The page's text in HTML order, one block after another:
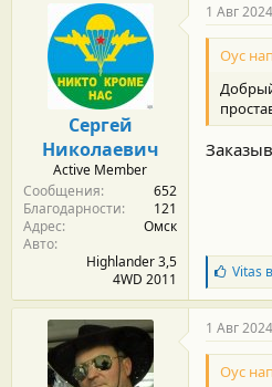
Сергей
Николаевич
Active Member
Сообщения
652
Благодарности
121
Адрес
Омск
Авто
Highlander 3,5
4WD 2011
1 Авг 2024
Оус
Б
л
а
г
о
д
а
Vitas
1 Авг 2024
Оус